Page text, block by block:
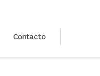
Contacto